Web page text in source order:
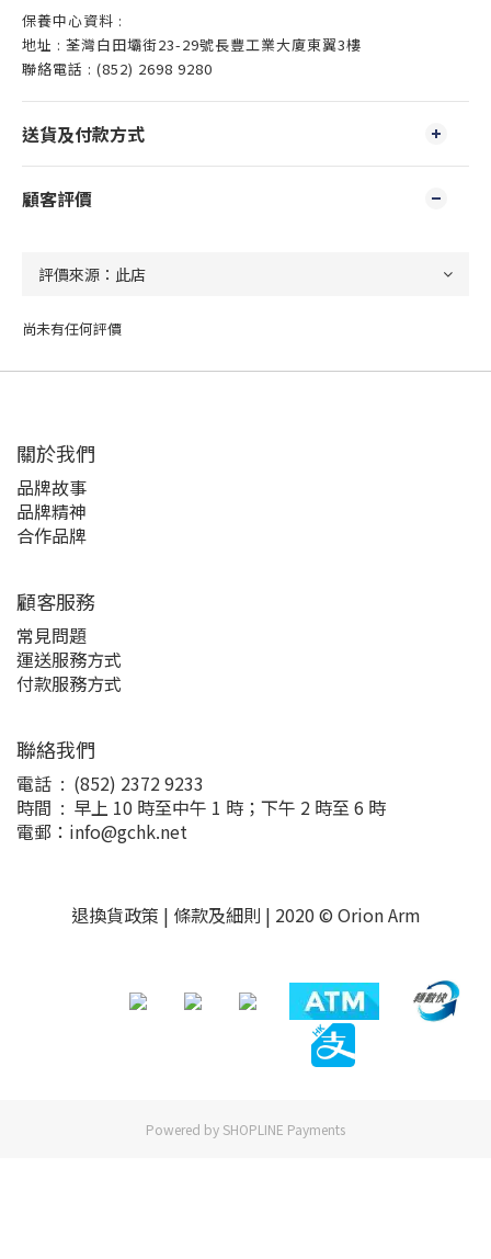
保養中心資料 :
地址 : 荃灣白田壩街23-29號長豐工業大廈東翼3樓
聯絡電話 : (852) 2698 9280
送貨及付款方式
顧客評價
尚未有任何評價
關於我們
品牌故事
品牌精神
合作品牌
顧客服務
常見問題
運送服務方式
付款服務方式
聯絡我們
電話 : (852) 2372 9233
時間 : 早上 10 時至中午 1 時；下午 2 時至 6 時
電郵：info@gchk.net
退換貨政策 | 條款及細則 | 2020 © Orion Arm
Powered by SHOPLINE Payments